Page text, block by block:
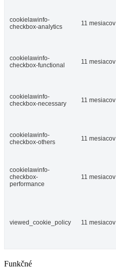
cookielawinfo-
checkbox-analytics
11 mesiacov
cookielawinfo-
checkbox-functional
11 mesiacov
cookielawinfo-
checkbox-necessary
11 mesiacov
cookielawinfo-
checkbox-others
11 mesiacov
cookielawinfo-
checkbox-
performance
11 mesiacov
viewed_cookie_policy 11 mesiacov
Funkčné